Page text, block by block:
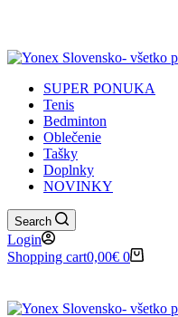
SUPER PONUKA
Tenis
Bedminton
Oblečenie
Tašky
Doplnky
NOVINKY
Search
Login
Shopping cart0,00€ 0